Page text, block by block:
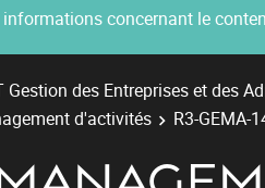
concernant le
Gestion des Entreprises et des
d'activités
R3-GEMA-